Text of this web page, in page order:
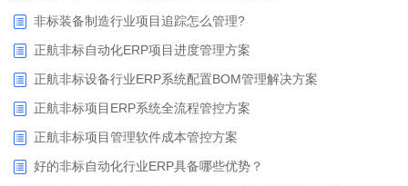
非标装备制造行业项目追踪怎么管理?
正航非标自动化ERP项目进度管理方案
正航非标设备行业ERP系统配置BOM管理解决方案
正航非标项目ERP系统全流程管控方案
正航非标项目管理软件成本管控方案
好的非标自动化行业ERP具备哪些优势？